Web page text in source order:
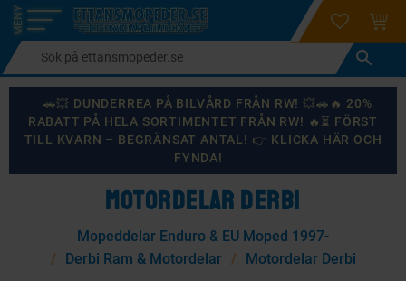
Meny
login
🚗💥 DUNDERREA PÅ BILVÅRD FRÅN RW! 💥🚗🔥 20%
RABATT PÅ HELA SORTIMENTET FRÅN RW! 🔥⏳ FÖRST
TILL KVARN – BEGRÄNSAT ANTAL! 👉 KLICKA HÄR OCH
FYNDA!
MOTORDELAR DERBI
Mopeddelar Enduro & EU Moped 1997-
Derbi Ram & Motordelar
Motordelar Derbi